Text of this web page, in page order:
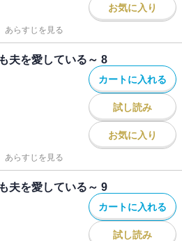
お気に入り
あらすじを見る
夫を愛している～ 8
カートに入れる
試し読み
お気に入り
あらすじを見る
夫を愛している～ 9
カートに入れる
試し読み